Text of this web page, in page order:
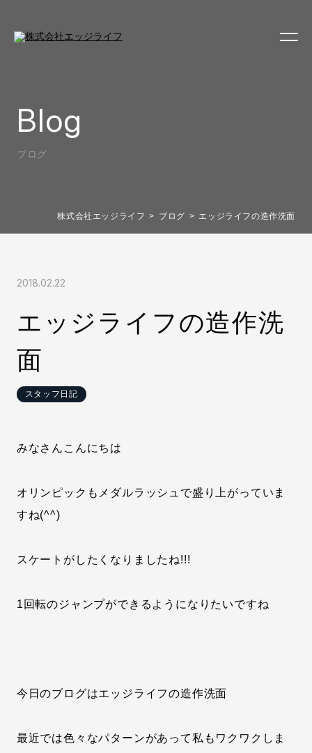
Blog
ブログ
株式会社エッジライフ ブログ エッジライフの造作洗面
2018.02.22
エッジライフの造作洗
面
スタッフ日記
みなさんこんにちは
オリンピックもメダルラッシュで盛り上がっていま
すね(^^)
スケートがしたくなりましたね!!!
1回転のジャンプができるようになりたいですね
今日のブログはエッジライフの造作洗面
最近では色々なパターンがあって私もワクワクしま